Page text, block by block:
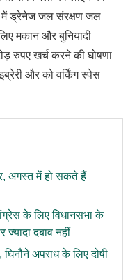
में ड्रेनेज जल संरक्षण जल
मकान और बुनियादी
रुपए खर्च करने की घोषणा
और को वर्किंग स्पेस
अगस्त में हो सकते हैं
के लिए विधानसभा के
दबाव नहीं
अपराध के लिए दोषी